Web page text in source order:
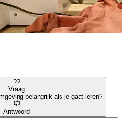
??
Vraag
belangrijk als je gaat leren?
Antwoord